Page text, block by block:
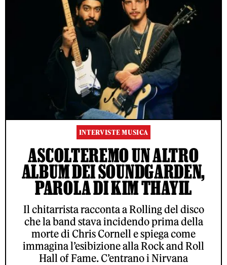
INTERVISTE MUSICA
ASCOLTEREMO UN ALTRO
ALBUM DEI SOUNDGARDEN,
PAROLA DI KIM THAYIL
Il chitarrista racconta a Rolling del disco
che la band stava incidendo prima della
morte di Chris Cornell e spiega come
immagina l’esibizione alla Rock and Roll
Hall of Fame. C’entrano i Nirvana